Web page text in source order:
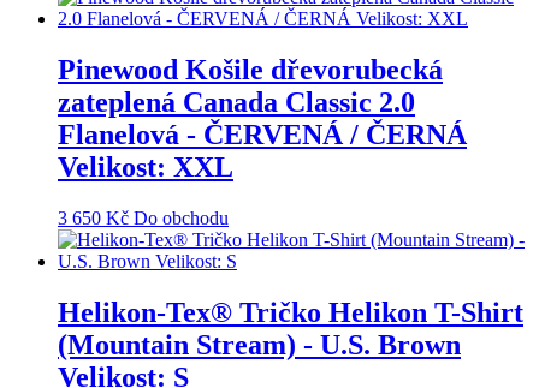
Pinewood Košile dřevorubecká
zateplená Canada Classic 2.0
Flanelová - ČERVENÁ / ČERNÁ
Velikost: XXL
3 650 Kč Do obchodu
Helikon-Tex® Tričko Helikon T-Shirt
(Mountain Stream) - U.S. Brown
Velikost: S